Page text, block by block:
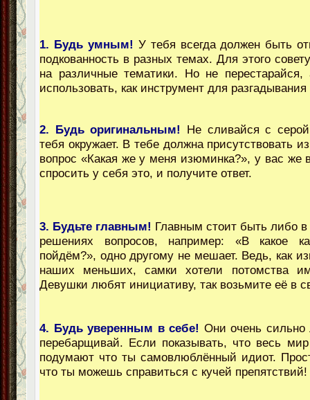
1. Будь умным! У тебя всегда должен быть
подкованность в разных темах. Для этого
на различные тематики. Но не
использовать, как инструмент для
2. Будь оригинальным! Не сливайся с
тебя окружает. В тебе должна присутствовать
вопрос «Какая же у меня изюминка?», у вас же
спросить у себя это, и получите ответ.
3. Будьте главным! Главным стоит быть либо
решениях вопросов, например: «В какое
пойдём?», одно другому не мешает. Ведь, как
наших меньших, самки хотели потомства
Девушки любят инициативу, так возьмите её в
4. Будь уверенным в себе! Они очень
перебарщивай. Если показывать, что весь
подумают что ты самовлюблённый идиот.
что ты можешь справиться с кучей препятствий!